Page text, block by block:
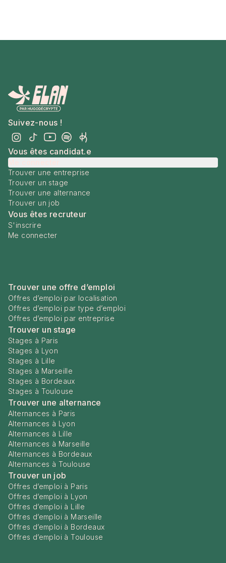
Suivez-nous !
Vous êtes candidat.e
Trouver une entreprise
Trouver un stage
Trouver une alternance
Trouver un job
Vous êtes recruteur
S'inscrire
Me connecter
Trouver une offre d’emploi
Offres d’emploi par localisation
Offres d’emploi par type d’emploi
Offres d’emploi par entreprise
Trouver un stage
Stages à Paris
Stages à Lyon
Stages à Lille
Stages à Marseille
Stages à Bordeaux
Stages à Toulouse
Trouver une alternance
Alternances à Paris
Alternances à Lyon
Alternances à Lille
Alternances à Marseille
Alternances à Bordeaux
Alternances à Toulouse
Trouver un job
Offres d’emploi à Paris
Offres d’emploi à Lyon
Offres d’emploi à Lille
Offres d’emploi à Marseille
Offres d’emploi à Bordeaux
Offres d’emploi à Toulouse